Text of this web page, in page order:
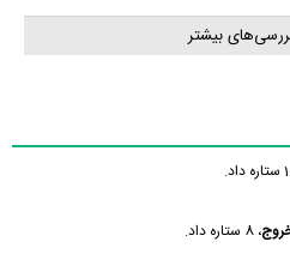
بیشتر
، 8 ستاره داد.